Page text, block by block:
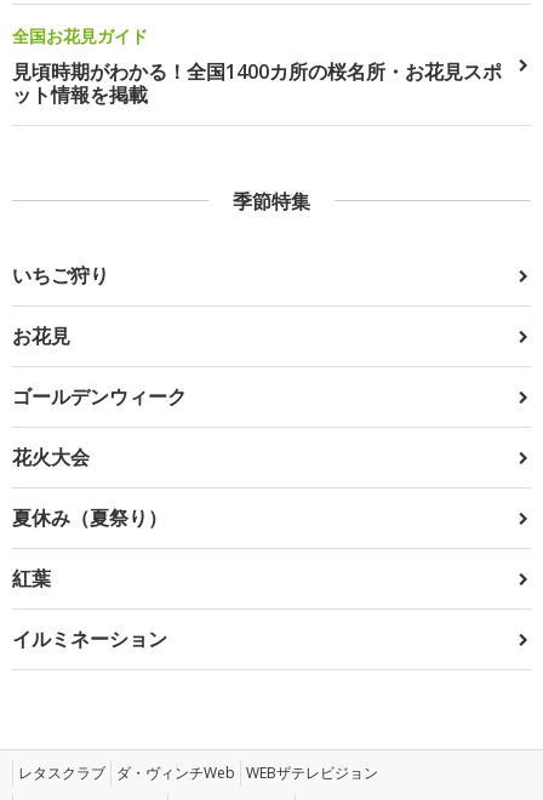
全国お花見ガイド
見頃時期がわかる！全国1400カ所の桜名所・お花見スポ
ット情報を掲載
季節特集
いちご狩り
お花見
ゴールデンウィーク
花火大会
夏休み（夏祭り）
紅葉
イルミネーション
レタスクラブ ダ・ヴィンチWeb WEBザテレビジョン